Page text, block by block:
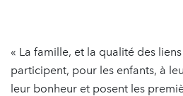
« La famille, et la qualité des liens
participent, pour les enfants, à
leur bonheur et posent les